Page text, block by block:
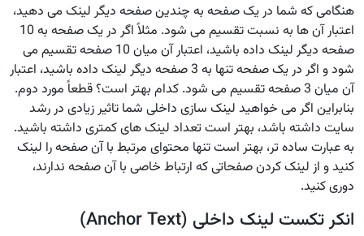
هنگامی که شما در یک صفحه به چندین صفحه دیگر لینک می دهید،
اعتبار آن ها به نسبت تقسیم می شود. مثلاً اگر در یک صفحه به 10
صفحه دیگر لینک داده باشید، اعتبار آن میان 10 صفحه تقسیم می
شود و اگر در یک صفحه تنها به 3 صفحه دیگر لینک داده باشید، اعتبار
آن میان 3 صفحه تقسیم می شود. کدام بهتر است؟ قطعاً مورد دوم.
بنابراین اگر می خواهید لینک سازی داخلی شما تاثیر زیادی در رشد
سایت داشته باشد، بهتر است تعداد لینک های کمتری داشته باشید.
به عبارت ساده تر، بهتر است تنها محتوای مرتبط با آن صفحه را لینک
کنید و از لینک کردن صفحاتی که ارتباط خاصی با آن صفحه ندارند،
دوری کنید.
انکر تکست لینک داخلی (Anchor Text)